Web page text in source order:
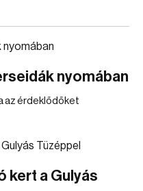
nyomában
az érdeklődőket
kert a Gulyás